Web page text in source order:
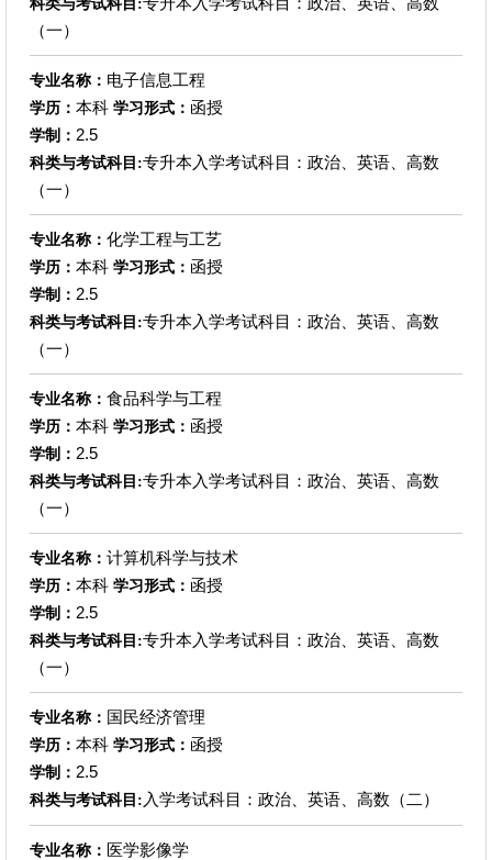
科类与考试科目:
（一）
专业名称： 电子信息工程
学历： 本科 学习形式： 函授
学制： 2.5
科类与考试科目:专升本入学考试科目：政治、英语、高数
（一）
专业名称： 化学工程与工艺
学历： 本科 学习形式： 函授
学制： 2.5
科类与考试科目:专升本入学考试科目：政治、英语、高数
（一）
专业名称： 食品科学与工程
学历： 本科 学习形式： 函授
学制： 2.5
科类与考试科目:专升本入学考试科目：政治、英语、高数
（一）
专业名称： 计算机科学与技术
学历： 本科 学习形式： 函授
学制： 2.5
科类与考试科目:专升本入学考试科目：政治、英语、高数
（一）
专业名称： 国民经济管理
学历： 本科 学习形式： 函授
学制： 2.5
科类与考试科目: 入学考试科目：政治、英语、高数（二）
专业名称： 医学影像学